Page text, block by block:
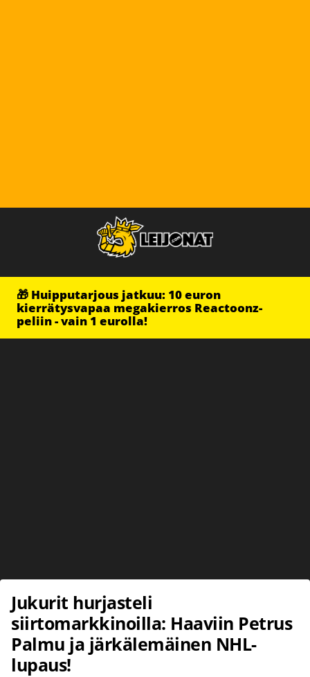
🎁 Huipputarjous jatkuu: 10 euron
kierrätysvapaa megakierros Reactoonz-
peliin - vain 1 eurolla!
Jukurit hurjasteli
siirtomarkkinoilla: Haaviin Petrus
Palmu ja järkälemäinen NHL-
lupaus!